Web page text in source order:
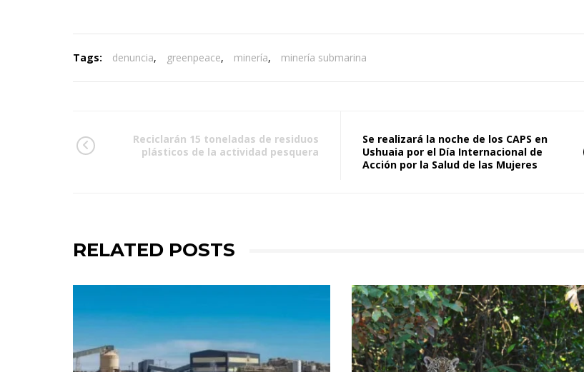
Tags: denuncia, greenpeace, minería, minería submarina
Reciclarán 15 toneladas de residuos
plásticos de la actividad pesquera
Se realizará la noche de los CAPS en
Ushuaia por el Día Internacional de
Acción por la Salud de las Mujeres
RELATED POSTS